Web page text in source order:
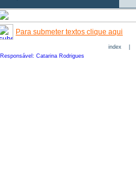
Para submeter textos clique aqui
index|